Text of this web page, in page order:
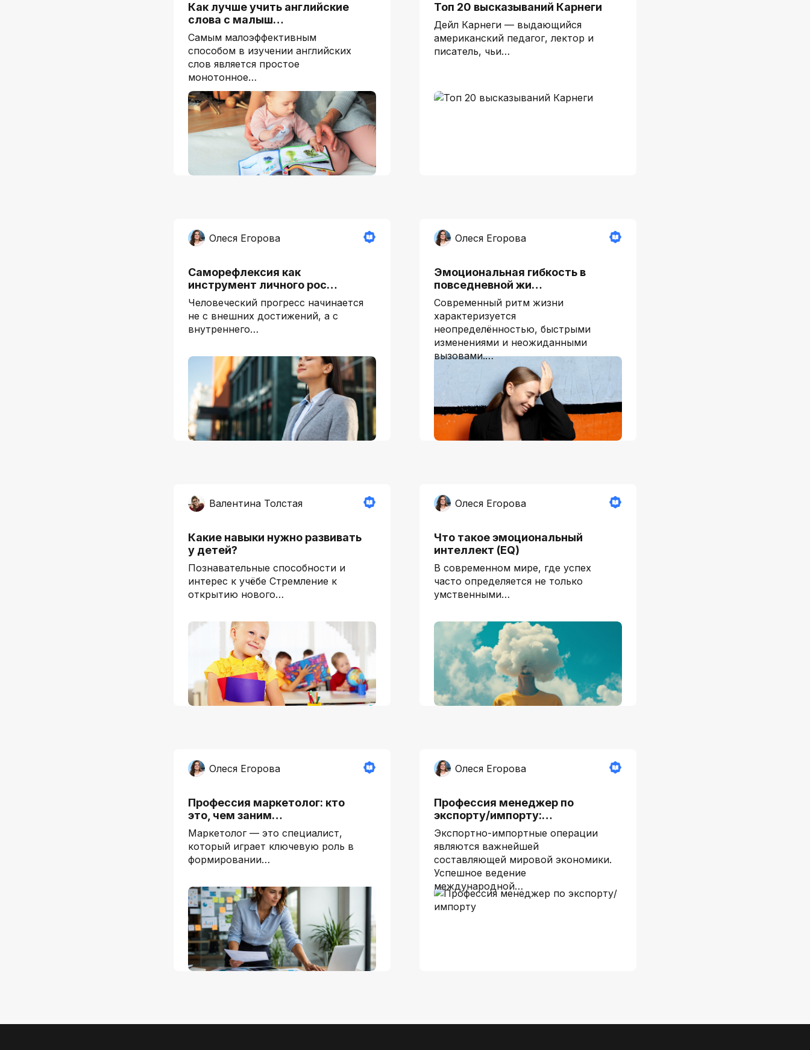
Как лучше учить английские
слова с малыш…
Самым малоэффективным
способом в изучении английских
слов является простое
монотонное…
Топ 20 высказываний Карнеги
Дейл Карнеги — выдающийся
американский педагог, лектор и
писатель, чьи…
Олеся Егорова
Саморефлексия как
инструмент личного рос…
Человеческий прогресс начинается
не с внешних достижений, а с
внутреннего…
Олеся Егорова
Эмоциональная гибкость в
повседневной жи…
Современный ритм жизни
характеризуется
неопределённостью, быстрыми
изменениями и неожиданными
вызовами.…
Валентина Толстая
Какие навыки нужно развивать
у детей?
Познавательные способности и
интерес к учёбе Стремление к
открытию нового…
Олеся Егорова
Что такое эмоциональный
интеллект (EQ)
В современном мире, где успех
часто определяется не только
умственными…
Олеся Егорова
Профессия маркетолог: кто
это, чем заним…
Маркетолог — это специалист,
который играет ключевую роль в
формировании…
Олеся Егорова
Профессия менеджер по
экспорту/импорту:…
Экспортно-импортные операции
являются важнейшей
составляющей мировой экономики.
Успешное ведение
международной…